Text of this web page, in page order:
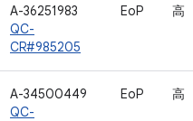
A-36251983
QC-
CR#985205
EoP 高
A-34500449
QC-
EoP 高